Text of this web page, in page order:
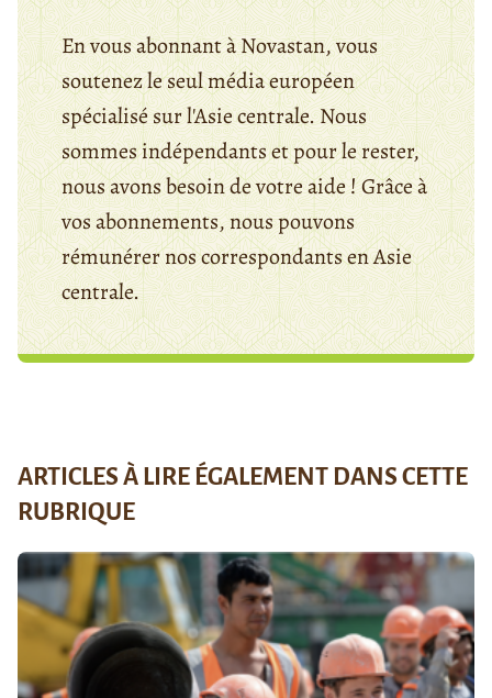
En vous abonnant à Novastan, vous
soutenez le seul média européen
spécialisé sur l'Asie centrale. Nous
sommes indépendants et pour le rester,
nous avons besoin de votre aide ! Grâce à
vos abonnements, nous pouvons
rémunérer nos correspondants en Asie
centrale.
ARTICLES À LIRE ÉGALEMENT DANS CETTE
RUBRIQUE